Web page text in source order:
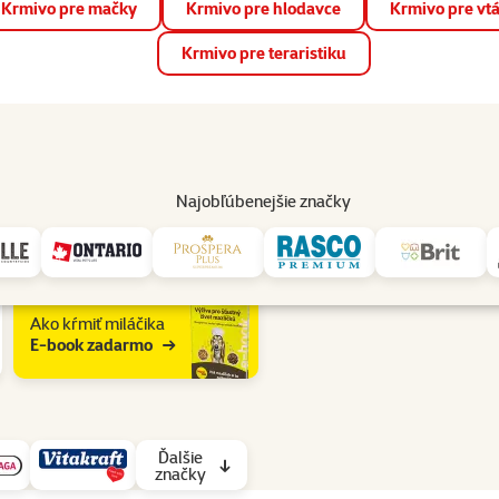
📱 Stiahnite si novú aplikáciu Super zoo.Viac informácií
Krmivo pre mačky Krmivo pre hlodavce Krmivo pre
Krmivo pre teraristiku
Najobľúbenejšie značky
Predajne Služby
Ako kŕmiť miláčika
E-book zadarmo
Ďalšie
značky